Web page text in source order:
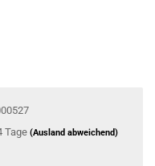
Tage (Ausland abweichend)